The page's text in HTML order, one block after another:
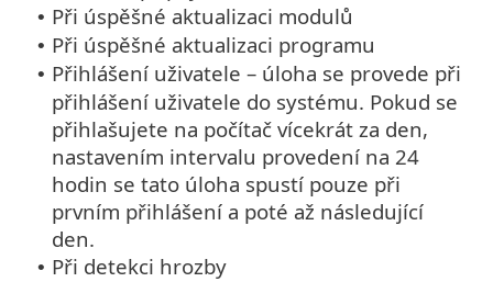
• Při úspěšné aktualizaci modulů
• Při úspěšné aktualizaci programu
• Přihlášení uživatele – úloha se provede při
přihlášení uživatele do systému. Pokud se
přihlašujete na počítač vícekrát za den,
nastavením intervalu provedení na 24
hodin se tato úloha spustí pouze při
prvním přihlášení a poté až následující
den.
• Při detekci hrozby